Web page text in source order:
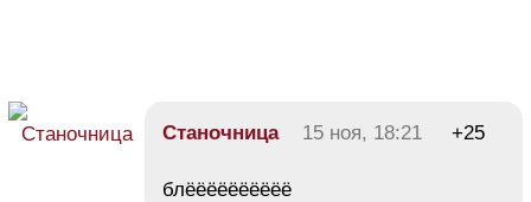
Станочница 15 ноя, 18:21 +25
блёёёёёёёёёё